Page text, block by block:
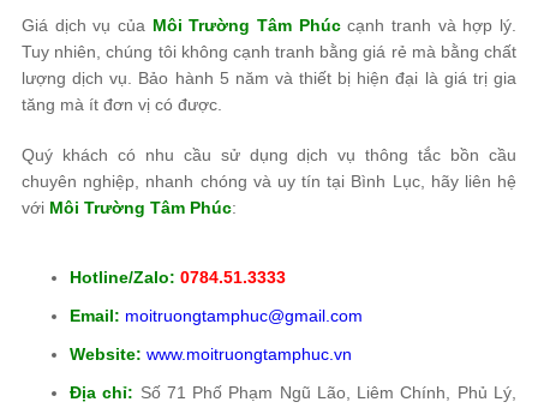
Giá dịch vụ của Môi Trường Tâm Phúccạnh tranh và hợp lý.
Tuy nhiên, chúng tôi không cạnh tranh bằng giá rẻ mà bằng chất
lượng dịch vụ. Bảo hành 5 năm và thiết bị hiện đại là giá trị gia
tăng mà ít đơn vị có được.
Quý khách có nhu cầu sử dụng dịch vụ thông tắc bồn cầu
chuyên nghiệp, nhanh chóng và uy tín tại Bình Lục, hãy liên hệ
với Môi Trường Tâm Phúc:
Hotline/Zalo: 0784.51.3333
Email: moitruongtamphuc@gmail.com
Website: www.moitruongtamphuc.vn
Địa chỉ: Số 71 Phố Phạm Ngũ Lão, Liêm Chính, Phủ Lý,